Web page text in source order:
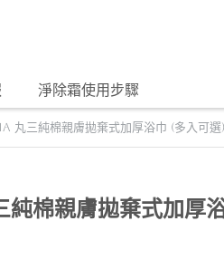
淨除霜使用步驟
丸三純棉親膚拋棄式加厚浴巾 (多入可選)
棉親膚拋棄式加厚